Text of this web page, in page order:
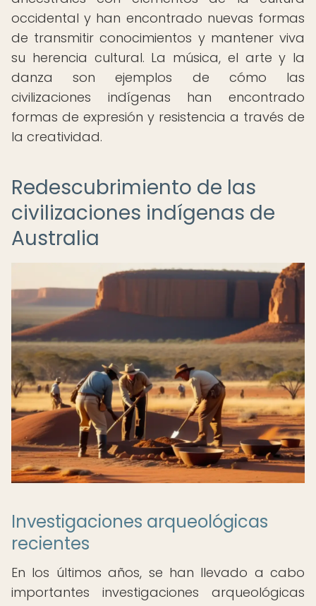
occidental y han encontrado nuevas formas
de transmitir conocimientos y mantener viva
su herencia cultural. La música, el arte y la
danza son ejemplos de cómo las
civilizaciones indígenas han encontrado
formas de expresión y resistencia a través de
la creatividad.
Redescubrimiento de las
civilizaciones indígenas de
Australia
Investigaciones arqueológicas
recientes
En los últimos años, se han llevado a cabo
importantes investigaciones arqueológicas